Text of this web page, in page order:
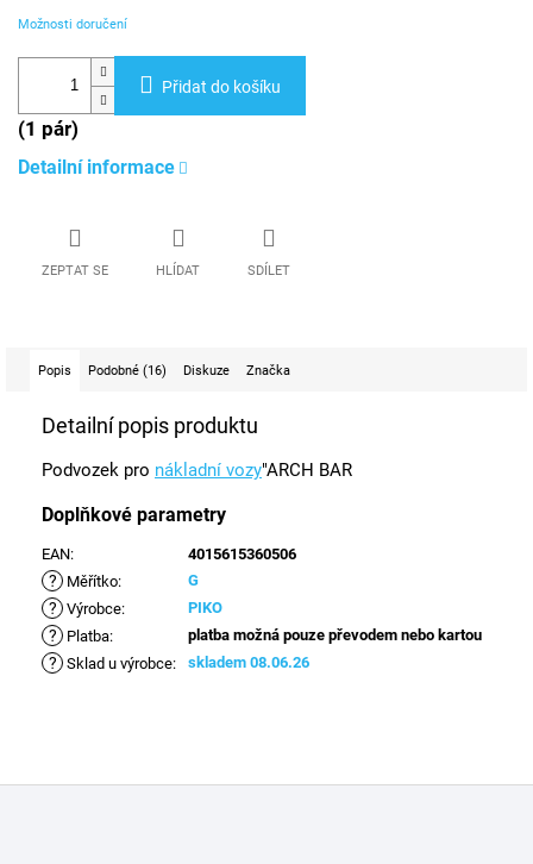
Možnosti doručení
Přidat do košíku
(1 pár)
Detailní informace
ZEPTAT SE HLÍDAT SDÍLET
Popis Podobné (16) Diskuze Značka
Detailní popis produktu
Podvozek pro nákladní vozy"ARCH BAR
Doplňkové parametry
EAN: 4015615360506
? Měřítko: G
? Výrobce: PIKO
? Platba: platba možná pouze převodem nebo kartou
? Sklad u výrobce: skladem 08.06.26